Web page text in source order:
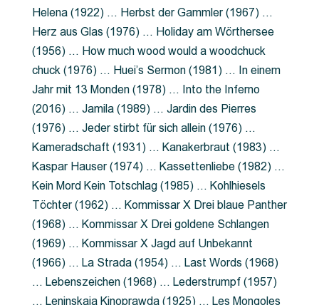
Helena (1922) … Herbst der Gammler (1967) …
Herz aus Glas (1976) … Holiday am Wörthersee
(1956) … How much wood would a woodchuck
chuck (1976) … Huei’s Sermon (1981) … In einem
Jahr mit 13 Monden (1978) … Into the Inferno
(2016) … Jamila (1989) … Jardin des Pierres
(1976) … Jeder stirbt für sich allein (1976) …
Kameradschaft (1931) … Kanakerbraut (1983) …
Kaspar Hauser (1974) … Kassettenliebe (1982) …
Kein Mord Kein Totschlag (1985) … Kohlhiesels
Töchter (1962) … Kommissar X Drei blaue Panther
(1968) … Kommissar X Drei goldene Schlangen
(1969) … Kommissar X Jagd auf Unbekannt
(1966) … La Strada (1954) … Last Words (1968)
… Lebenszeichen (1968) … Lederstrumpf (1957)
… Leninskaja Kinoprawda (1925) … Les Mongoles